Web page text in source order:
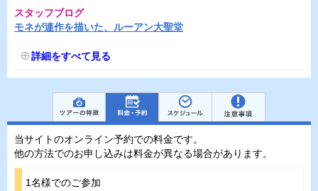
スタッフブログ
モネが連作を描いた、ルーアン大聖堂
詳細をすべて見る
当サイトのオンライン予約での料金です。
他の方法でのお申し込みは料金が異なる場合があります。
1名様でのご参加